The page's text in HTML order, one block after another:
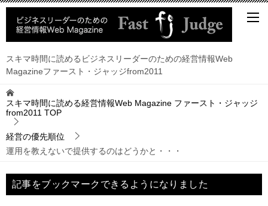
スキマ時間に読めるビジネスリーダーのための経営情報Web
Magazineファースト・ジャッジfrom2011
スキマ時間に読める経営情報Web Magazine ファースト・ジャッジ
from2011 TOP
経営の優先順位
運用を教えないで提供するのはどうかと・・・
記事をブックマークできるようになりました